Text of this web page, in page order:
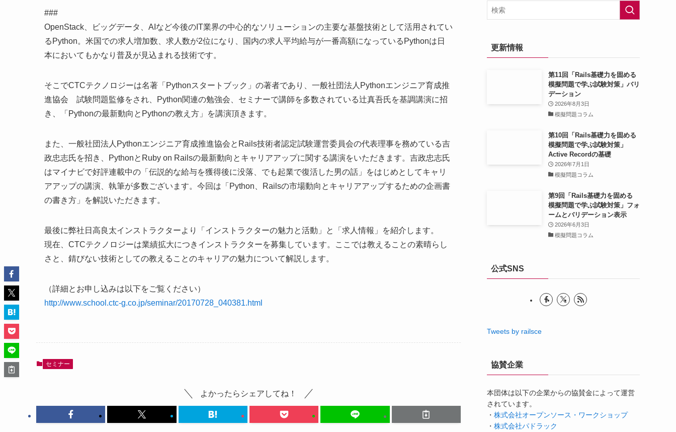
###
OpenStack、ビッグデータ、AIなど今後のIT業界の中心的なソリューションの主要な基盤技術として活用されてい
るPython。米国での求人増加数、求人数が2位になり、国内の求人平均給与が一番高額になっているPythonは日
本においてもかなり普及が見込まれる技術です。
そこでCTCテクノロジーは名著「Pythonスタートブック」の著者であり、一般社団法人Pythonエンジニア育成推
進協会 試験問題監修をされ、Python関連の勉強会、セミナーで講師を多数されている辻真吾氏を基調講演に招
き、「Pythonの最新動向とPythonの教え方」を講演頂きます。
また、一般社団法人Pythonエンジニア育成推進協会とRails技術者認定試験運営委員会の代表理事を務めている吉
政忠志氏を招き、PythonとRuby on Railsの最新動向とキャリアアップに関する講演をいただきます。吉政忠志氏
はマイナビで好評連載中の「伝説的な給与を獲得後に没落、でも起業で復活した男の話」をはじめとしてキャリ
アアップの講演、執筆が多数ございます。今回は「Python、Railsの市場動向とキャリアアップするための企画書
の書き方」を解説いただきます。
最後に弊社日高良太インストラクターより「インストラクターの魅力と活動」と「求人情報」を紹介します。
現在、CTCテクノロジーは業績拡大につきインストラクターを募集しています。ここでは教えることの素晴らし
さと、錆びない技術としての教えることのキャリアの魅力について解説します。
（詳細とお申し込みは以下をご覧ください）
http://www.school.ctc-g.co.jp/seminar/20170728_040381.html
セミナー
よかったらシェアしてね！
更新情報
第11回「Rails基礎力を固める
模擬問題で学ぶ試験対策」バリ
デーション
2026年8月3日
模擬問題コラム
第10回「Rails基礎力を固める
模擬問題で学ぶ試験対策」
Active Recordの基礎
2026年7月1日
模擬問題コラム
第9回「Rails基礎力を固める
模擬問題で学ぶ試験対策」フォ
ームとバリデーション表示
2026年6月3日
模擬問題コラム
公式SNS
Tweets by railsce
協賛企業
本団体は以下の企業からの協賛金によって運営
されています。
・ 株式会社オープンソース・ワークショップ
・ 株式会社パドラック